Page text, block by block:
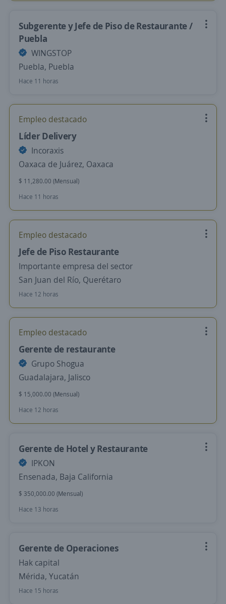
Subgerente y Jefe de Piso de Restaurante /
Puebla
WINGSTOP
Puebla, Puebla
Hace 11 horas
Empleo destacado
Líder Delivery
Incoraxis
Oaxaca de Juárez, Oaxaca
$ 11,280.00 (Mensual)
Hace 11 horas
Empleo destacado
Jefe de Piso Restaurante
Importante empresa del sector
San Juan del Río, Querétaro
Hace 12 horas
Empleo destacado
Gerente de restaurante
Grupo Shogua
Guadalajara, Jalisco
$ 15,000.00 (Mensual)
Hace 12 horas
Gerente de Hotel y Restaurante
IPKON
Ensenada, Baja California
$ 350,000.00 (Mensual)
Hace 13 horas
Gerente de Operaciones
Hak capital
Mérida, Yucatán
Hace 15 horas